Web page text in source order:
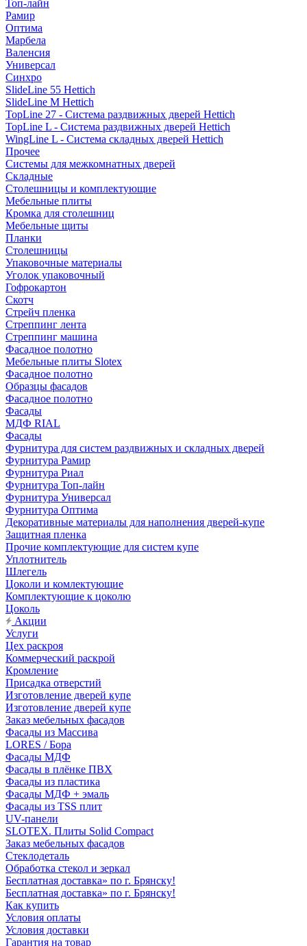
Топ-лайн
Рамир
Оптима
Марбела
Валенсия
Универсал
Синхро
SlideLine 55 Hettich
SlideLine M Hettich
TopLine 27 - Система раздвижных дверей Hettich
TopLine L - Система раздвижных дверей Hettich
WingLine L - Система складных дверей Hettich
Прочее
Системы для межкомнатных дверей
Складные
Столешницы и комплектующие
Мебельные плиты
Кромка для столешниц
Мебельные щиты
Планки
Столешницы
Упаковочные материалы
Уголок упаковочный
Гофрокартон
Скотч
Стрейч пленка
Стреппинг лента
Стреппинг машина
Фасадное полотно
Мебельные плиты Slotex
Фасадное полотно
Образцы фасадов
Фасадное полотно
Фасады
МДФ RIAL
Фасады
Фурнитура для систем раздвижных и складных дверей
Фурнитура Рамир
Фурнитура Риал
Фурнитура Топ-лайн
Фурнитура Универсал
Фурнитура Оптима
Декоративные материалы для наполнения дверей-купе
Защитная пленка
Прочие комплектующие для систем купе
Уплотнитель
Шлегель
Цоколи и комлектующие
Комплектующие к цоколю
Цоколь
Акции
Услуги
Цех раскроя
Коммерческий раскрой
Кромление
Присадка отверстий
Изготовление дверей купе
Изготовление дверей купе
Заказ мебельных фасадов
Фасады из Массива
LORES / Бора
Фасады МДФ
Фасады в плёнке ПВХ
Фасады из пластика
Фасады МДФ + эмаль
Фасады из TSS плит
UV-панели
SLOTEX. Плиты Solid Compact
Заказ мебельных фасадов
Стеклодеталь
Обработка стекол и зеркал
Бесплатная доставка» по г. Брянску!
Бесплатная доставка» по г. Брянску!
Как купить
Условия оплаты
Условия доставки
Гарантия на товар